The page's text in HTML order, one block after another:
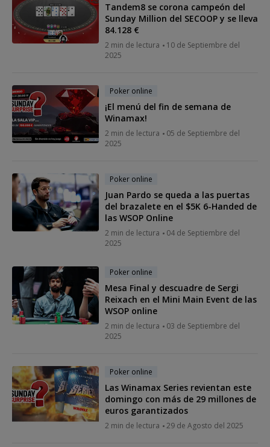
Tandem8 se corona campeón del
Sunday Million del SECOOP y se lleva
84.128 €
2 min de lectura
10 de Septiembre del
2025
Poker online
¡El menú del fin de semana de
Winamax!
2 min de lectura
05 de Septiembre del
2025
Poker online
Juan Pardo se queda a las puertas
del brazalete en el $5K 6-Handed de
las WSOP Online
2 min de lectura
04 de Septiembre del
2025
Poker online
Mesa Final y descuadre de Sergi
Reixach en el Mini Main Event de las
WSOP online
2 min de lectura
03 de Septiembre del
2025
Poker online
Las Winamax Series revientan este
domingo con más de 29 millones de
euros garantizados
2 min de lectura 29 de Agosto del 2025